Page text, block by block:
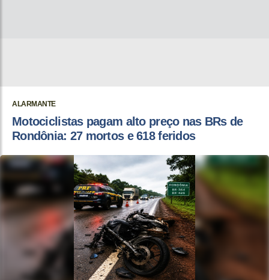
ALARMANTE
Motociclistas pagam alto preço nas BRs de
Rondônia: 27 mortos e 618 feridos